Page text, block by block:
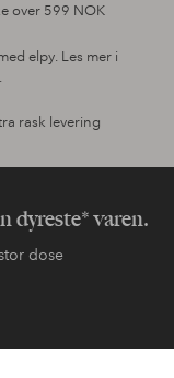
over 599 NOK
elpy. Les mer i
rask levering
dyreste* varen.
dose